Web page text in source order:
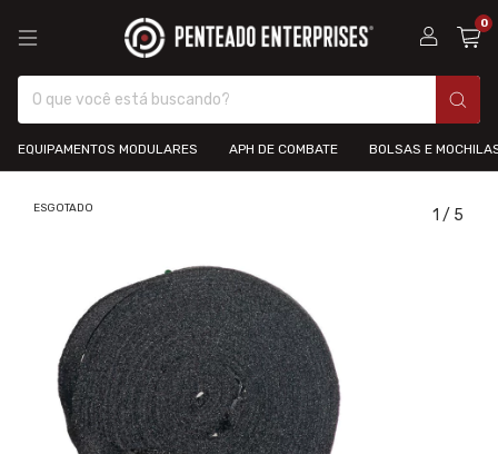
0
EQUIPAMENTOS MODULARES APH DE COMBATE BOLSAS E
ESGOTADO 1 / 5